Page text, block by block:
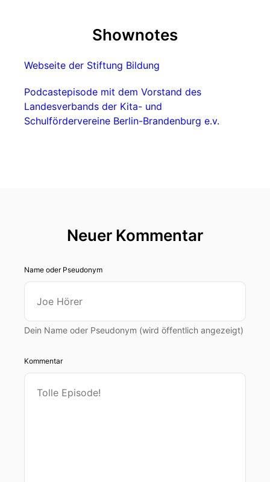
Shownotes
Webseite der Stiftung Bildung
Podcastepisode mit dem Vorstand des
Landesverbands der Kita- und
Schulfördervereine Berlin-Brandenburg e.v.
Neuer Kommentar
Name oder Pseudonym
Dein Name oder Pseudonym (wird öffentlich angezeigt)
Kommentar